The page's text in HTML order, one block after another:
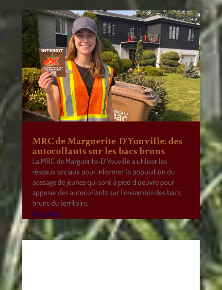
MRC de Marguerite-D’Youville: des
autocollants sur les bacs bruns
La MRC de Marguerite-D’Youville a utiliser les
réseaux sociaux pour informer la population du
passage de jeunes qui sont à pied d’oeuvre pour
apposer des autocollants sur l’ensemble des bacs
bruns du territoire.
lire plus